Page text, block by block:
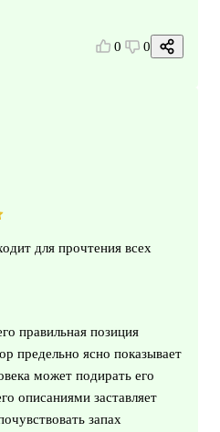
0 0
для прочтения всех
правильная позиция
предельно ясно показывает
может подирать его
описаниями заставляет
запах